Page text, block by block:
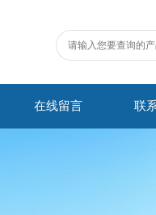
在线留言 联